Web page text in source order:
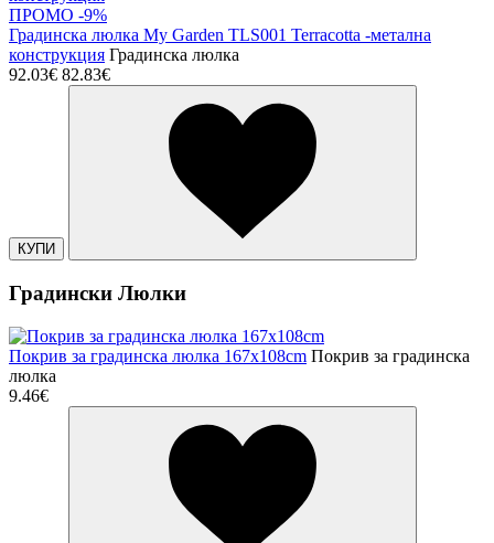
ПРОМО -9%
Градинска люлка My Garden TLS001 Terracotta -метална
конструкция Градинска люлка
92.03€ 82.83€
КУПИ
Градински Люлки
Покрив за градинска люлка 167x108cm Покрив за градинска
люлка
9.46€